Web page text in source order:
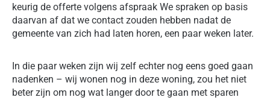
keurig de offerte volgens afspraak We spraken op basis
daarvan af dat we contact zouden hebben nadat de
gemeente van zich had laten horen, een paar weken later.
In die paar weken zijn wij zelf echter nog eens goed gaan
nadenken – wij wonen nog in deze woning, zou het niet
beter zijn om nog wat langer door te gaan met sparen